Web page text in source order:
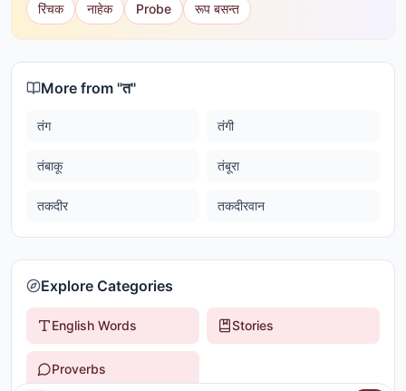
रिंचक नाहेक Probe रूप बसन्त
More from "त"
तंग तंगी
तंबाकू तंबूरा
तकदीर तकदीरवान
Explore Categories
English Words Stories
Proverbs